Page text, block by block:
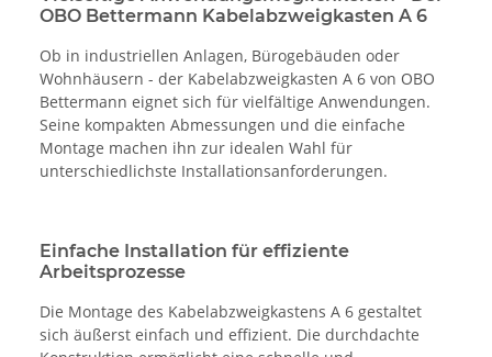
OBO Bettermann Kabelabzweigkasten A 6
Ob in industriellen Anlagen, Bürogebäuden oder
Wohnhäusern - der Kabelabzweigkasten A 6 von OBO
Bettermann eignet sich für vielfältige Anwendungen.
Seine kompakten Abmessungen und die einfache
Montage machen ihn zur idealen Wahl für
unterschiedlichste Installationsanforderungen.
Einfache Installation für effiziente
Arbeitsprozesse
Die Montage des Kabelabzweigkastens A 6 gestaltet
sich äußerst einfach und effizient. Die durchdachte